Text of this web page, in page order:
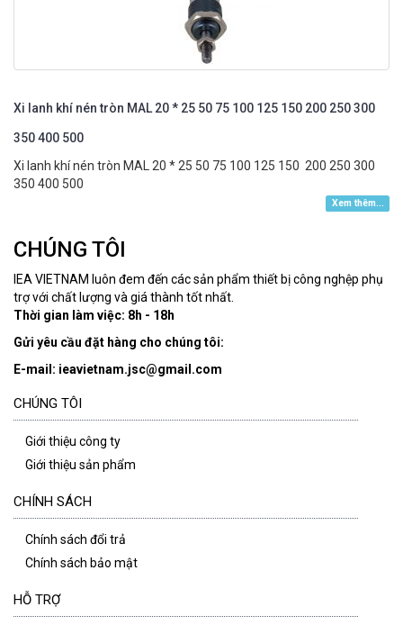
Xi lanh khí nén tròn MAL 20 * 25 50 75 100 125 150 200 250 300
350 400 500
Xi lanh khí nén tròn MAL 20 * 25 50 75 100 125 150 200 250 300
350 400 500
Xem thêm...
CHÚNG TÔI
IEA VIETNAM luôn đem đến các sản phẩm thiết bị công nghệp phụ
trợ với chất lượng và giá thành tốt nhất.
Thời gian làm việc: 8h - 18h
Gửi yêu cầu đặt hàng cho chúng tôi:
E-mail: ieavietnam.jsc@gmail.com
CHÚNG TÔI
Giới thiệu công ty
Giới thiệu sản phẩm
CHÍNH SÁCH
Chính sách đổi trả
Chính sách bảo mật
HỖ TRỢ